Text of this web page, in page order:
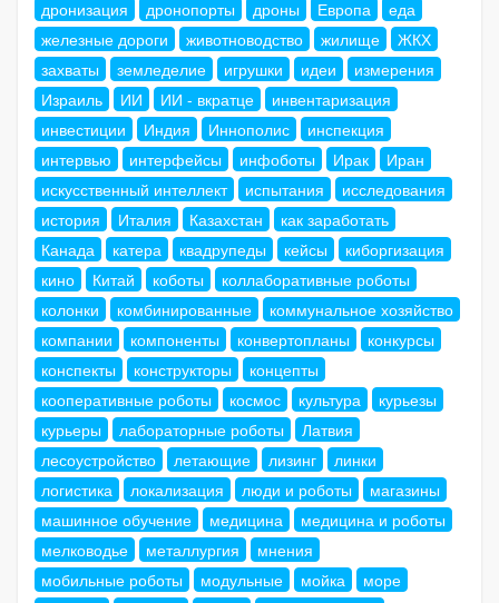
дронизация
дронопорты дроны Европа
еда
железные дороги
животноводство жилище
ЖКХ
захваты
земледелие игрушки идеи
измерения
Израиль
ИИ ИИ - вкратце
инвентаризация
инвестиции
Индия Иннополис
инспекция
интервью
интерфейсы инфоботы Ирак
Иран
искусственный интеллект
испытания
исследования
история
Италия Казахстан
как заработать
Канада
катера квадрупеды кейсы
киборгизация
кино
Китай коботы
коллаборативные роботы
колонки
комбинированные
коммунальное хозяйство
компании
компоненты конвертопланы
конкурсы
конспекты
конструкторы
концепты
кооперативные роботы
космос культура
курьезы
курьеры
лабораторные роботы
Латвия
лесоустройство
летающие лизинг
линки
логистика
локализация люди и роботы
магазины
машинное обучение
медицина
медицина и роботы
мелководье
металлургия
мнения
мобильные роботы
модульные мойка
море